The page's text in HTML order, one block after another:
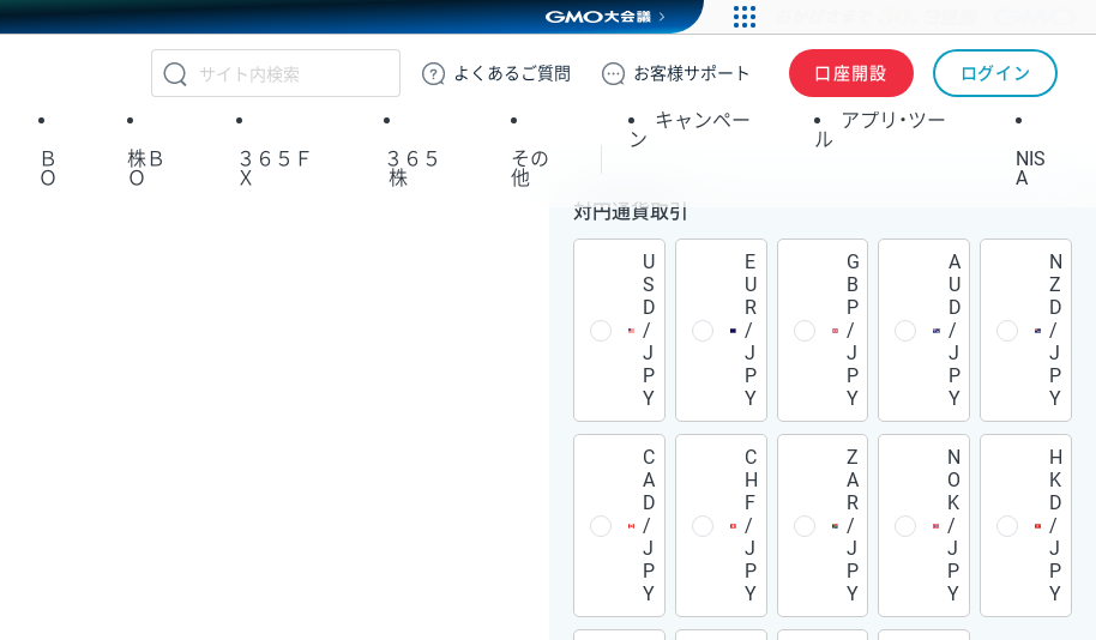
GMOクリック証券
よくある ご質問 お客様サポート 口座開設 ログイン
Ｂ
Ｏ
株Ｂ
Ｏ
３６５Ｆ
Ｘ
３６５
株
その
他
キャンペー
ン
アプリ・ツー
ル
NIS
A
対円通貨取引
U
S
D
/
J
P
Y
E
U
R
/
J
P
Y
G
B
P
/
J
P
Y
A
U
D
/
J
P
Y
N
Z
D
/
J
P
Y
C
A
D
/
J
P
Y
C
H
F
/
J
P
Y
Z
A
R
/
J
P
Y
N
O
K
/
J
P
Y
H
K
D
/
J
P
Y